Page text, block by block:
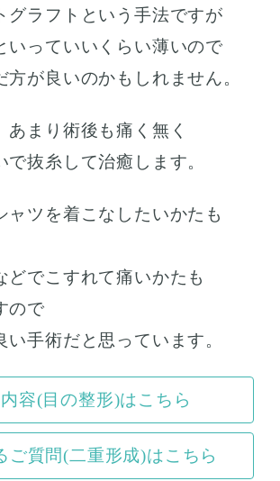
グラフトという手法ですが
いっていいくらい薄いので
方が良いのかもしれません。
あまり術後も痛く無く
で抜糸して治癒します。
ャツを着こなしたいかたも
どでこすれて痛いかたも
ので
い手術だと思っています。
容(目の整形)はこちら
ご質問(二重形成)はこちら